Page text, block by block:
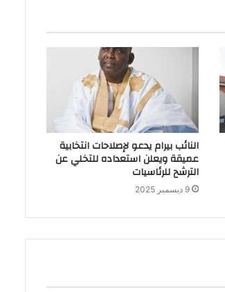
النائب بيرام يدعو لإصلاحات انتخابية
عميقة ويعلن استعداده للتخلي عن
الترشح للرئاسيات
9 ديسمبر 2025